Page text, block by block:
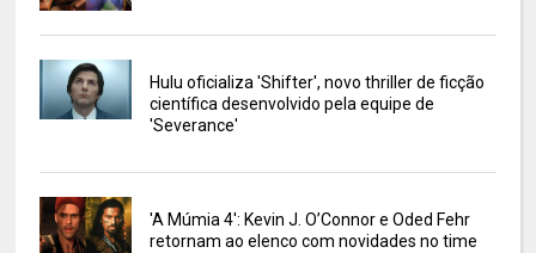
Hulu oficializa 'Shifter', novo thriller de ficção
científica desenvolvido pela equipe de
'Severance'
'A Múmia 4': Kevin J. O’Connor e Oded Fehr
retornam ao elenco com novidades no time